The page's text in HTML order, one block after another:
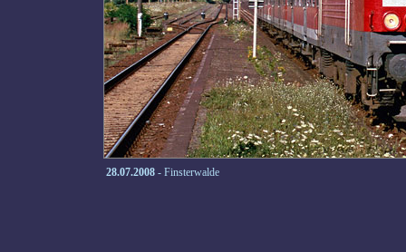
28.07.2008 - Finsterwalde